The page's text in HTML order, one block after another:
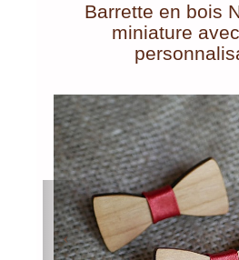
Barrette en bois
miniature
Previous